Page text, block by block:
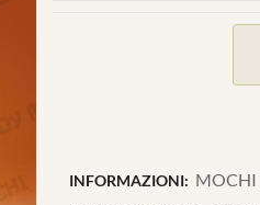
INFORMAZIONI: MOCHI